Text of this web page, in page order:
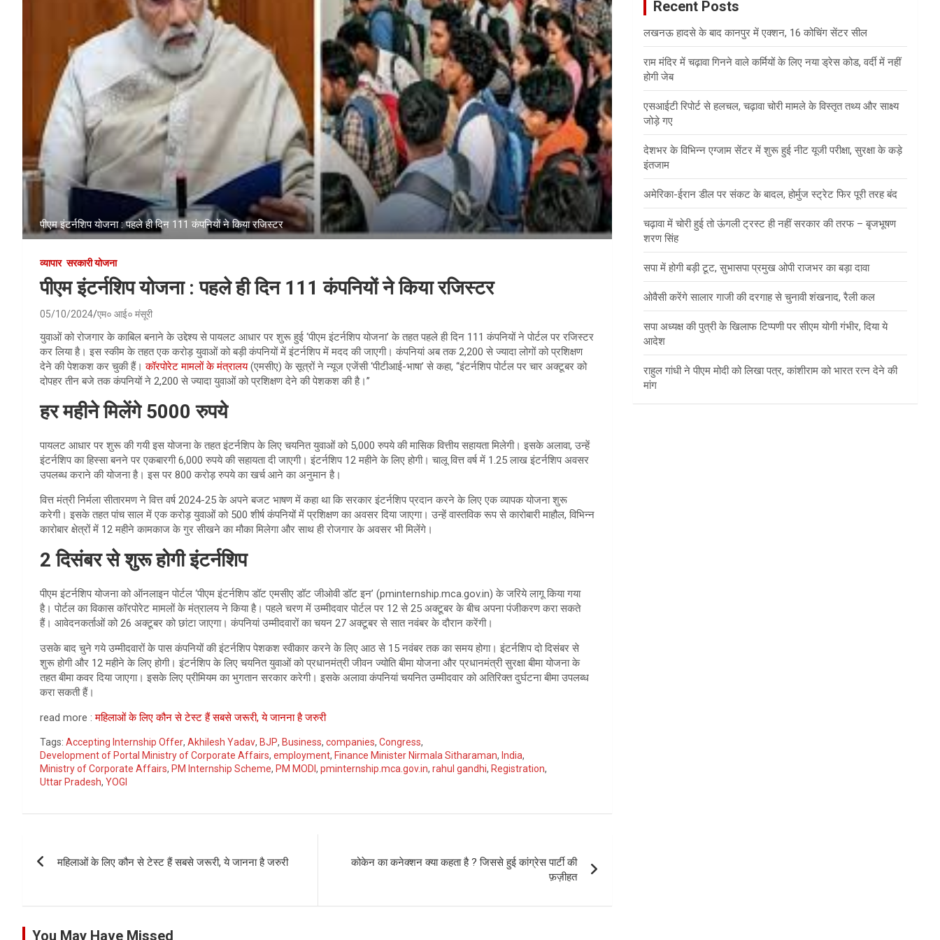
पीएम इंटर्नशिप योजना : पहले ही दिन 111 कंपनियों ने किया रजिस्टर
व्यापार सरकारी योजना
पीएम इंटर्नशिप योजना : पहले ही दिन 111 कंपनियों ने किया रजिस्टर
05/10/2024 एम० आई० मंसूरी
युवाओं को रोजगार के काबिल बनाने के उद्देश्य से पायलट आधार पर शुरू हुई ‘पीएम इंटर्नशिप योजना’ के तहत पहले ही दिन 111 कंपनियों ने पोर्टल पर रजिस्टर
कर लिया है। इस स्कीम के तहत एक करोड़ युवाओं को बड़ी कंपनियों में इंटर्नशिप में मदद की जाएगी। कंपनियां अब तक 2,200 से ज्यादा लोगों को प्रशिक्षण
देने की पेशकश कर चुकी हैं।कॉरपोरेट मामलों के मंत्रालय(एमसीए) के सूत्रों ने न्यूज एजेंसी ‘पीटीआई-भाषा’ से कहा, ‘‘इंटर्नशिप पोर्टल पर चार अक्टूबर को
दोपहर तीन बजे तक कंपनियों ने 2,200 से ज्यादा युवाओं को प्रशिक्षण देने की पेशकश की है।’’
हर महीने मिलेंगे 5000 रुपये
पायलट आधार पर शुरू की गयी इस योजना के तहत इंटर्नशिप के लिए चयनित युवाओं को 5,000 रुपये की मासिक वित्तीय सहायता मिलेगी। इसके अलावा, उन्हें
इंटर्नशिप का हिस्सा बनने पर एकबारगी 6,000 रुपये की सहायता दी जाएगी। इंटर्नशिप 12 महीने के लिए होगी। चालू वित्त वर्ष में 1.25 लाख इंटर्नशिप अवसर
उपलब्ध कराने की योजना है। इस पर 800 करोड़ रुपये का खर्च आने का अनुमान है।
वित्त मंत्री निर्मला सीतारमण ने वित्त वर्ष 2024-25 के अपने बजट भाषण में कहा था कि सरकार इंटर्नशिप प्रदान करने के लिए एक व्यापक योजना शुरू
करेगी। इसके तहत पांच साल में एक करोड़ युवाओं को 500 शीर्ष कंपनियों में प्रशिक्षण का अवसर दिया जाएगा। उन्हें वास्तविक रूप से कारोबारी माहौल, विभिन्न
कारोबार क्षेत्रों में 12 महीने कामकाज के गुर सीखने का मौका मिलेगा और साथ ही रोजगार के अवसर भी मिलेंगे।
2 दिसंबर से शुरू होगी इंटर्नशिप
पीएम इंटर्नशिप योजना को ऑनलाइन पोर्टल ‘पीएम इंटर्नशिप डॉट एमसीए डॉट जीओवी डॉट इन’ (pminternship.mca.gov.in) के जरिये लागू किया गया
है। पोर्टल का विकास कॉरपोरेट मामलों के मंत्रालय ने किया है। पहले चरण में उम्मीदवार पोर्टल पर 12 से 25 अक्टूबर के बीच अपना पंजीकरण करा सकते
हैं। आवेदनकर्ताओं को 26 अक्टूबर को छांटा जाएगा। कंपनियां उम्मीदवारों का चयन 27 अक्टूबर से सात नवंबर के दौरान करेंगी।
उसके बाद चुने गये उम्मीदवारों के पास कंपनियों की इंटर्नशिप पेशकश स्वीकार करने के लिए आठ से 15 नवंबर तक का समय होगा। इंटर्नशिप दो दिसंबर से
शुरू होगी और 12 महीने के लिए होगी। इंटर्नशिप के लिए चयनित युवाओं को प्रधानमंत्री जीवन ज्योति बीमा योजना और प्रधानमंत्री सुरक्षा बीमा योजना के
तहत बीमा कवर दिया जाएगा। इसके लिए प्रीमियम का भुगतान सरकार करेगी। इसके अलावा कंपनियां चयनित उम्मीदवार को अतिरिक्त दुर्घटना बीमा उपलब्ध
करा सकती हैं।
read more :महिलाओं के लिए कौन से टेस्ट हैं सबसे जरूरी, ये जानना है जरुरी
Tags: Accepting Internship Offer, Akhilesh Yadav, BJP, Business, companies, Congress,
Development of Portal Ministry of Corporate Affairs, employment, Finance Minister Nirmala Sitharaman, India,
Ministry of Corporate Affairs, PM Internship Scheme, PM MODI , pminternship.mca.gov.in, rahul gandhi, Registration,
Uttar Pradesh, YOGI
navigation
महिलाओं के लिए कौन से टेस्ट हैं सबसे जरूरी, ये जानना है जरुरी
कोकेन का कनेक्शन क्या कहता है ? जिससे हुई कांग्रेस पार्टी की
फ़ज़ीहत
Recent Posts
लखनऊ हादसे के बाद कानपुर में एक्शन, 16 कोचिंग सेंटर सील
राम मंदिर में चढ़ावा गिनने वाले कर्मियों के लिए नया ड्रेस कोड, वर्दी में नहीं
होगी जेब
एसआईटी रिपोर्ट से हलचल, चढ़ावा चोरी मामले के विस्तृत तथ्य और साक्ष्य
जोड़े गए
देशभर के विभिन्न एग्जाम सेंटर में शुरू हुई नीट यूजी परीक्षा, सुरक्षा के कड़े
इंतजाम
अमेरिका-ईरान डील पर संकट के बादल, होर्मुज स्ट्रेट फिर पूरी तरह बंद
चढ़ावा में चोरी हुई तो ऊंगली ट्रस्ट ही नहीं सरकार की तरफ – बृजभूषण
शरण सिंह
सपा में होगी बड़ी टूट, सुभासपा प्रमुख ओपी राजभर का बड़ा दावा
ओवैसी करेंगे सालार गाजी की दरगाह से चुनावी शंखनाद, रैली कल
सपा अध्यक्ष की पुत्री के खिलाफ टिप्पणी पर सीएम योगी गंभीर, दिया ये
आदेश
राहुल गांधी ने पीएम मोदी को लिखा पत्र, कांशीराम को भारत रत्न देने की
मांग
You May Have Missed